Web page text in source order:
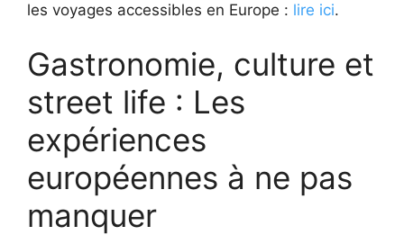
les voyages accessibles en Europe : lire ici.
Gastronomie, culture et
street life : Les
expériences
européennes à ne pas
manquer